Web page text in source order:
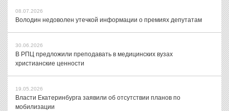
08.07.2026
Володин недоволен утечкой информации о премиях депутатам
30.06.2026
В РПЦ предложили преподавать в медицинских вузах
христианские ценности
19.05.2026
Власти Екатеринбурга заявили об отсутствии планов по
мобилизации